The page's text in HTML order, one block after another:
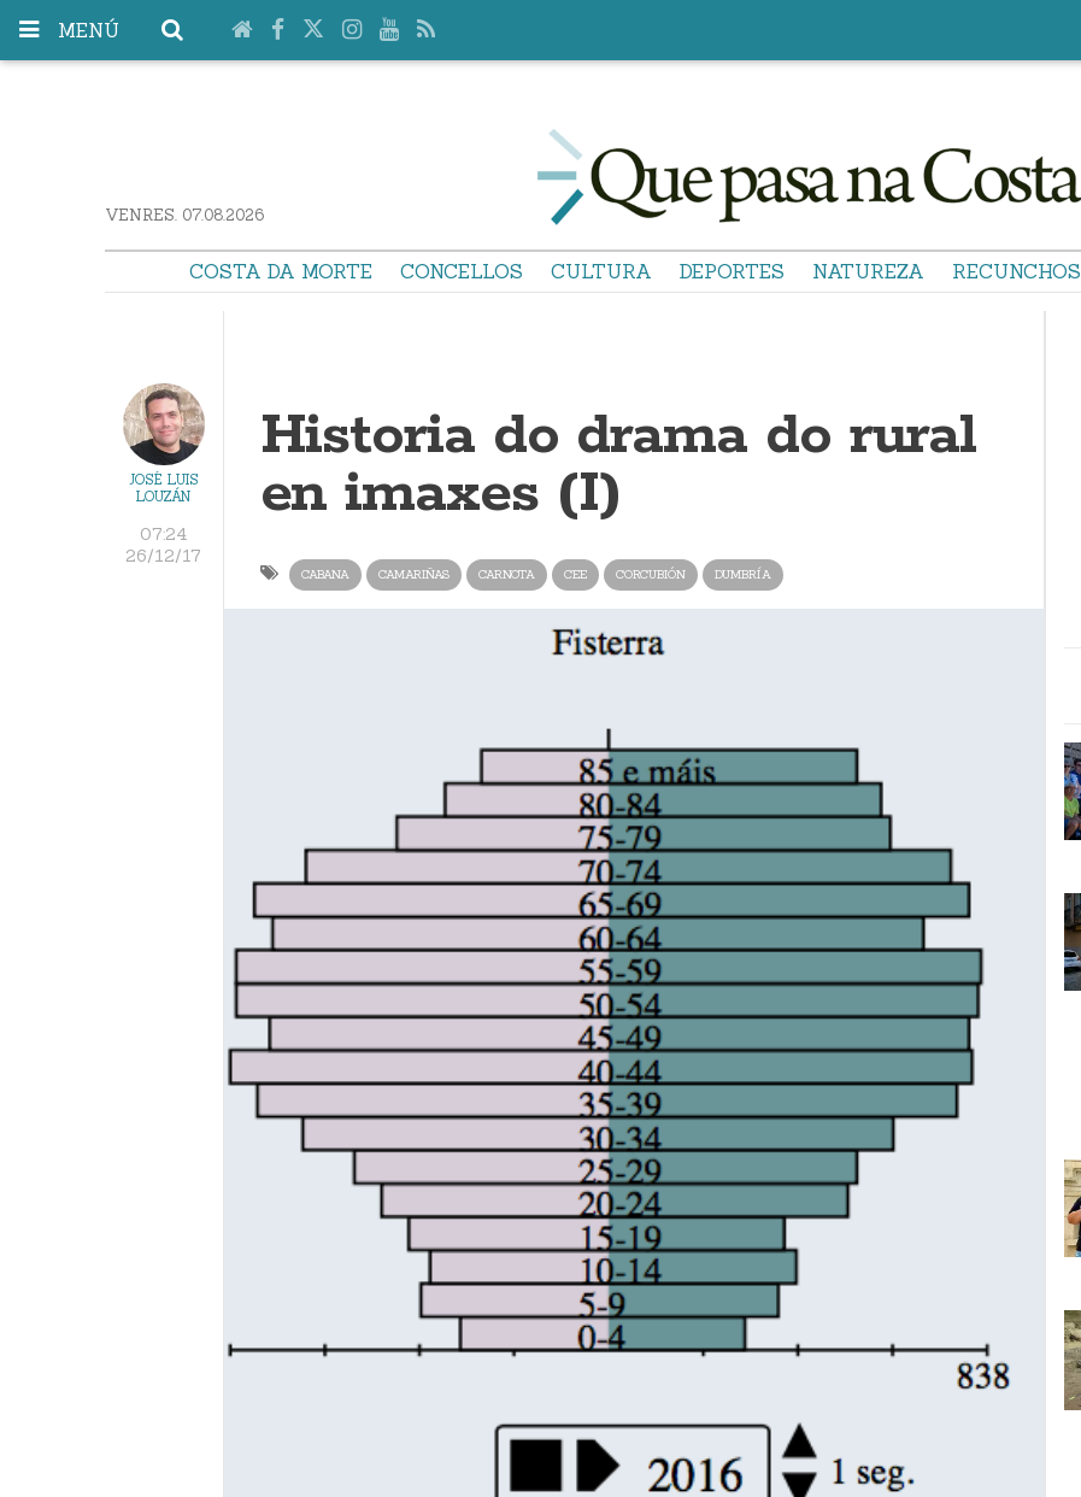
MENÚ
VENRES. 07.08.2026
COSTA DA MORTE CONCELLOS CULTURA DEPORTES NATUREZA RECUNCHOS
JOSÉ LUIS
LOUZÁN
07:24
26/12/17
Historia do drama do rural
en imaxes (I)
CABANA CAMARIÑAS CARNOTA CEE CORCUBIÓN DUMBRÍA